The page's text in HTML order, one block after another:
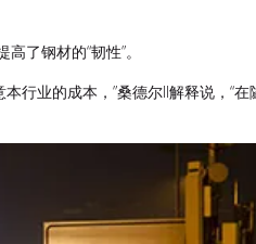
了钢材的“韧性”。
行业的成本，”桑德尔ll解释说，“在